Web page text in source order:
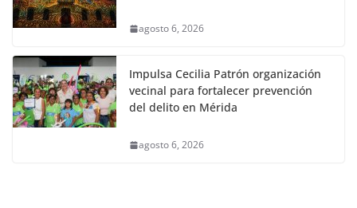
agosto 6, 2026
Impulsa Cecilia Patrón organización
vecinal para fortalecer prevención
del delito en Mérida
agosto 6, 2026